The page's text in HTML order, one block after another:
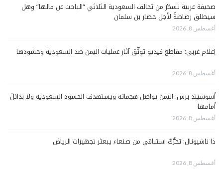
صحيفة عربية تسخرُ من تحالف السعودية الثلاثي “الباحث عن مالها” وهل
سيطلق رصاصةً لأجل حصار بن سلمان
أغسطس 8, 2026
إعلام غربي: مقاطع فيديو توثّق آثار عمليات اليمن ضد السعودية وحشودها
أغسطس 8, 2026
أسوشيتد برس: اليمن يواصل هجماته ويستهدف الحشود السعودية ولا بدائلَ
أمامها
أغسطس 8, 2026
ذا ناشيونال: تحرُّكٌ استباقي من صنعاء يبعثر تجهيزات الرياض
أغسطس 8, 2026